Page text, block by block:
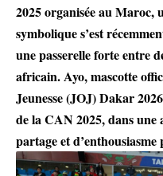
2025 organisée au Maroc,
symbolique s’est
une passerelle forte entre
africain. Ayo, mascotte
Jeunesse (JOJ) Dakar
de la CAN 2025, dans
partage et